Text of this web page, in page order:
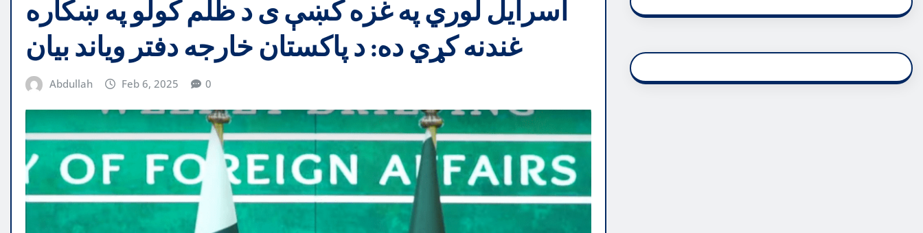
اسرایل لوري په غزه کښې ی د ظلم کولو په ښکاره
غندنه کړي ده: د پاکستان خارجه دفتر ویاند بیان
Abdullah Feb 6, 2025 0